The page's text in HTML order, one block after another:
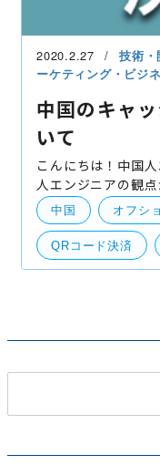
2020.2.27 技術・
ーケティング・ビジ
中国のキャ
いて
こんにちは！中国
人エンジニアの観
事情について紹介致します！ キャ
は、クレジットカ
して、
中国 オフシ
QRコード決済